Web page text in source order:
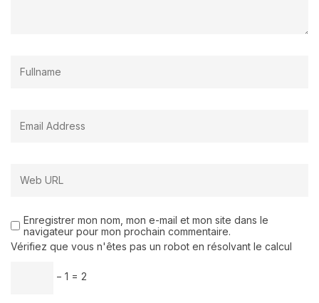
Enregistrer mon nom, mon e-mail et mon site dans le
navigateur pour mon prochain commentaire.
Vérifiez que vous n'êtes pas un robot en résolvant le calcul
− 1 = 2